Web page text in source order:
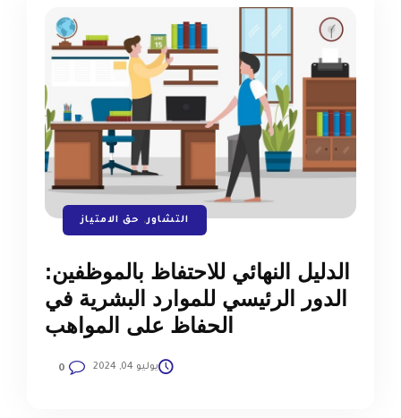
التشاور, حق الامتياز
الدليل النهائي للاحتفاظ بالموظفين:
الدور الرئيسي للموارد البشرية في
الحفاظ على المواهب
يوليو 04, 2024 0